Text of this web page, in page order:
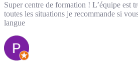
Super centre de formation ! L’équipe est
toutes les situations je recommande si
langue